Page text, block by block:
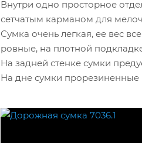
Внутри одно просторное
сетчатым карманом для
Сумка очень легкая, ее вес
ровные, на плотной
На задней стенке сумки
На дне сумки прорезиненные